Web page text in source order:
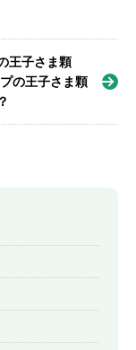
王子さま顆
の王子さま顆